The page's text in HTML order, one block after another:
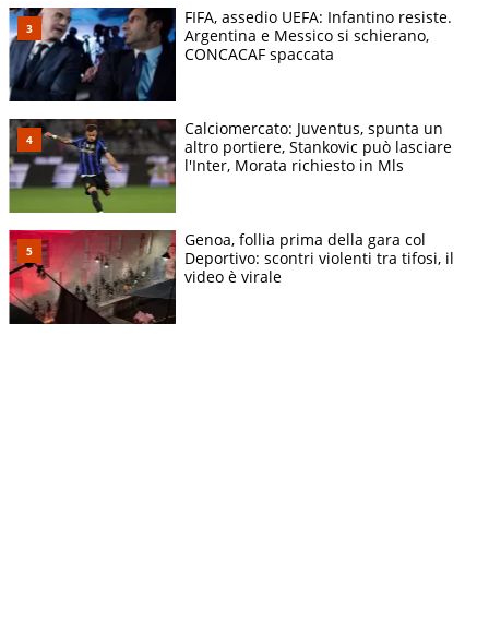
FIFA, assedio UEFA: Infantino resiste.
Argentina e Messico si schierano,
CONCACAF spaccata
Calciomercato: Juventus, spunta un
altro portiere, Stankovic può lasciare
l'Inter, Morata richiesto in Mls
Genoa, follia prima della gara col
Deportivo: scontri violenti tra tifosi, il
video è virale